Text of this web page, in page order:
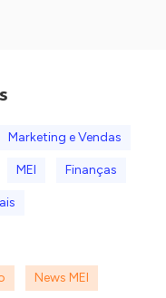
Marketing e Vendas
MEI Finanças
News MEI